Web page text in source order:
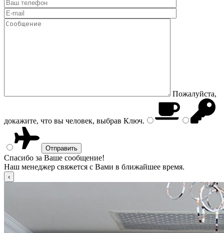
Пожалуйста,
докажите, что вы человек, выбрав Ключ.
Спасибо за Ваше сообщение!
Наш менеджер свяжется с Вами в ближайшее время.